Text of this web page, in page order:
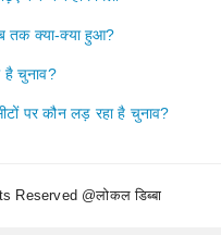
तक क्या-क्या हुआ?
है चुनाव?
पर कौन लड़ रहा है चुनाव?
Reserved @लोकल डिब्बा